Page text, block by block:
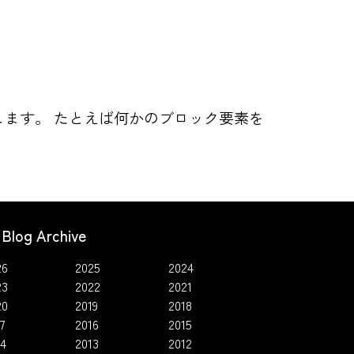
す。 たとえば何かのブロック要素を
Blog Archive
2025
2024
2022
2021
2019
2018
2016
2015
2013
2012